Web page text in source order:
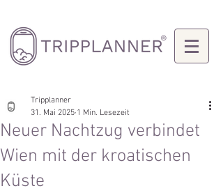
Neuer Nachtzug verbindet
Wien mit der kroatischen
Küste
Tripplanner
31. Mai 2025 1 Min. Lesezeit